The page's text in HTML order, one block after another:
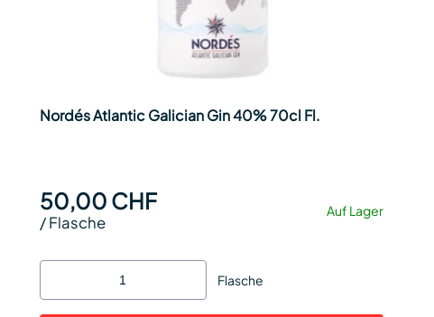
Nordés Atlantic Galician Gin 40% 70cl Fl.
Auf Lager
50,00 CHF
/Flasche
Flasche